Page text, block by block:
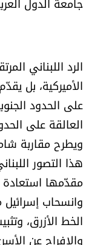
الرياضة
منوّعات
حظّك اليوم
للتاريخ
فيديو
الرد اللبناني
الأميركية، بل
على الحدود
العالقة على
ويطرح مقاربة
هذا التصور
مقدّمها استعادة
وانسحاب
الخط الأزرق،
والإفراج عن